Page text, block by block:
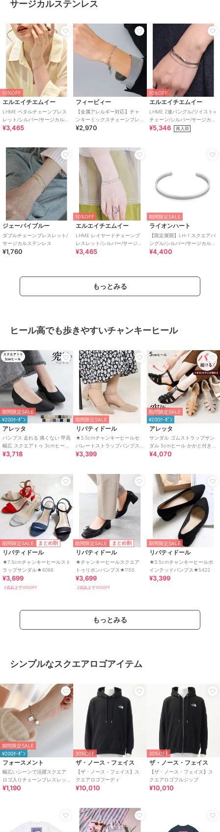
サージカルステンレス
10%OFF
エルエイチエムイー
LHME ペタルチェーンブレス
レット/シルバー/サージカルス
テンレス 金属アレルギー対応
¥3,465
フィービィー
【金属アレルギー対応】チャ
ンキーミックスチェーンブレ
スレット シルバー/サージカ
¥2,970
10%OFF
エルエイチエムイー
LHME 2連バングル/ツイスト×
チェーン/シルバー/サージカル
ステンレス 金属アレルギー対
¥5,346 再入荷
ジェーバイブルー
ダブルチェーンブレスレット/
サージカルステンレス
¥1,760
10%OFF
エルエイチエムイー
LHME レイヤードチェーンブ
レスレット/シルバー/サージカ
ルステンレス 金属アレルギー
¥3,465
期間限定SALE
ライオンハート
【限定展開】LH-1 スクエアバ
ングル/シルバー/サージカルス
テンレス 金属アレルギー対応
¥4,400
もっとみる
ヒール高でも歩きやすいチャンキーヒール
期間限定SALE
¥200ｸｰﾎﾟﾝ
アレッタ
パンプス 走れる 痛くない 甲高
幅広 スクエアトゥ 3cmヒール
チャンキーヒール 26秋冬新作
¥3,718
期間限定SALE
リバティドール
★3.5cmチャンキーヒールセ
パレートストラップパンプス
★5391
¥3,399
期間限定SALE
¥200ｸｰﾎﾟﾝ
アレッタ
サンダル ゴムストラップサン
ダル 5cmヒール かかと付き
グルカサンダル チャンキーヒ
¥4,070
期間限定SALE まとめ割
リバティドール
★7.5cmチャンキーヒールスト
ラップサンダル★4066
¥3,699
2点以上で10%OFF
期間限定SALE まとめ割
リバティドール
★チャンキーヒールスクエア
トゥリボンパンプス★1155
¥3,699
2点以上で10%OFF
期間限定SALE
リバティドール
★3.5cmチャンキーヒールポ
インテッドパンプス★5422
¥3,399
もっとみる
シンプルなスクエアロゴアイテム
期間限定SALE
¥200ｸｰﾎﾟﾝ
フォースメント
幅広いシーンで活躍スクエア
ロゴ入りチェーンブレスレッ
ト
¥1,190
30%OFF
ザ・ノース・フェイス
【ザ・ノース・フェイス】ス
クエアロゴフーディ
¥10,010
30%OFF
ザ・ノース・フェイス
【ザ・ノース・フェイス】ス
クエアロゴフルジップ
¥10,010